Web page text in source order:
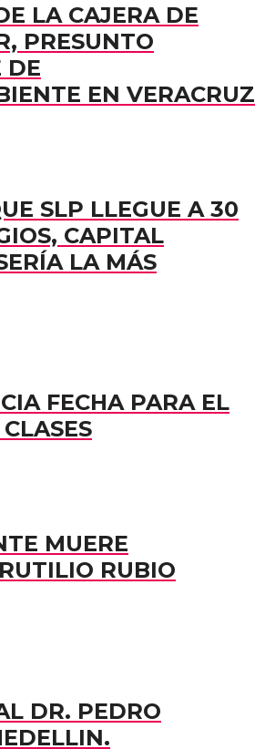
LA CAJERA DE
PRESUNTO
DE
EN VERACRUZ
SLP LLEGUE A 30
CAPITAL
LA MÁS
FECHA PARA EL
MUERE
RUBIO
DR. PEDRO